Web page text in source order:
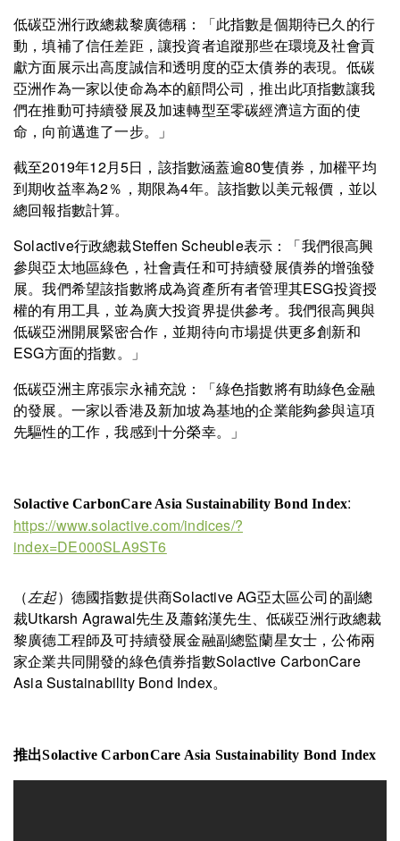
低碳亞洲行政總裁黎廣德稱：「此指數是個期待已久的行
動，填補了信任差距，讓投資者追蹤那些在環境及社會貢
獻方面展示出高度誠信和透明度的亞太債券的表現。低碳
亞洲作為一家以使命為本的顧問公司，推出此項指數讓我
們在推動可持續發展及加速轉型至零碳經濟這方面的使
命，向前邁進了一步。」
截至2019年12月5日，該指數涵蓋逾80隻債券，加權平均
到期收益率為2％，期限為4年。該指數以美元報價，並以
總回報指數計算。
Solactive行政總裁Steffen Scheuble表示：「我們很高興
參與亞太地區綠色，社會責任和可持續發展債券的增強發
展。我們希望該指數將成為資產所有者管理其ESG投資授
權的有用工具，並為廣大投資界提供參考。我們很高興與
低碳亞洲開展緊密合作，並期待向市場提供更多創新和
ESG方面的指數。」
低碳亞洲主席張宗永補充說：「綠色指數將有助綠色金融
的發展。一家以香港及新加坡為基地的企業能夠參與這項
先驅性的工作，我感到十分榮幸。」
Solactive CarbonCare Asia Sustainability Bond Index:
https://www.solactive.com/indices/?
index=DE000SLA9ST6
（左起）德國指數提供商Solactive AG亞太區公司的副總
裁Utkarsh Agrawal先生及蕭銘漢先生、低碳亞洲行政總裁
黎廣德工程師及可持續發展金融副總監蘭星女士，公佈兩
家企業共同開發的綠色債券指數Solactive CarbonCare
Asia Sustainability Bond Index。
推出Solactive CarbonCare Asia Sustainability Bond Index